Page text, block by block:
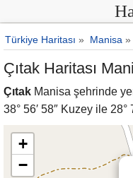
Türkiye Haritası » Manisa »
Çıtak Haritası
Çıtak Manisa şehrinde
38° 56′ 58″ Kuzey ile 28°
+
−